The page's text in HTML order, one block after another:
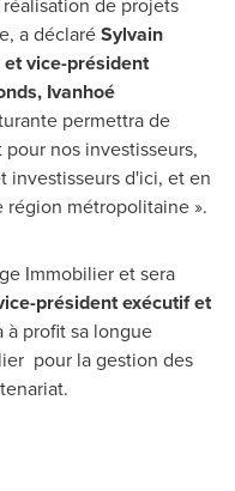
a déclaréSylvain
vice-président
Ivanhoé
permettra de
nos investisseurs,
investisseurs d'ici, et en
métropolitaine ».
Immobilier et sera
président exécutif et
à profit sa longue
pour la gestion des